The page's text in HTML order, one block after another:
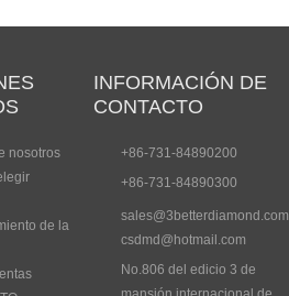
nosotros
de la
INFORMACIÓN DE
CONTACTO
+86-731-84890200
+86-731-84890300
sales@3betterdiamond.com
csdmd@hotmail.com
No.806 del edicio 3 de